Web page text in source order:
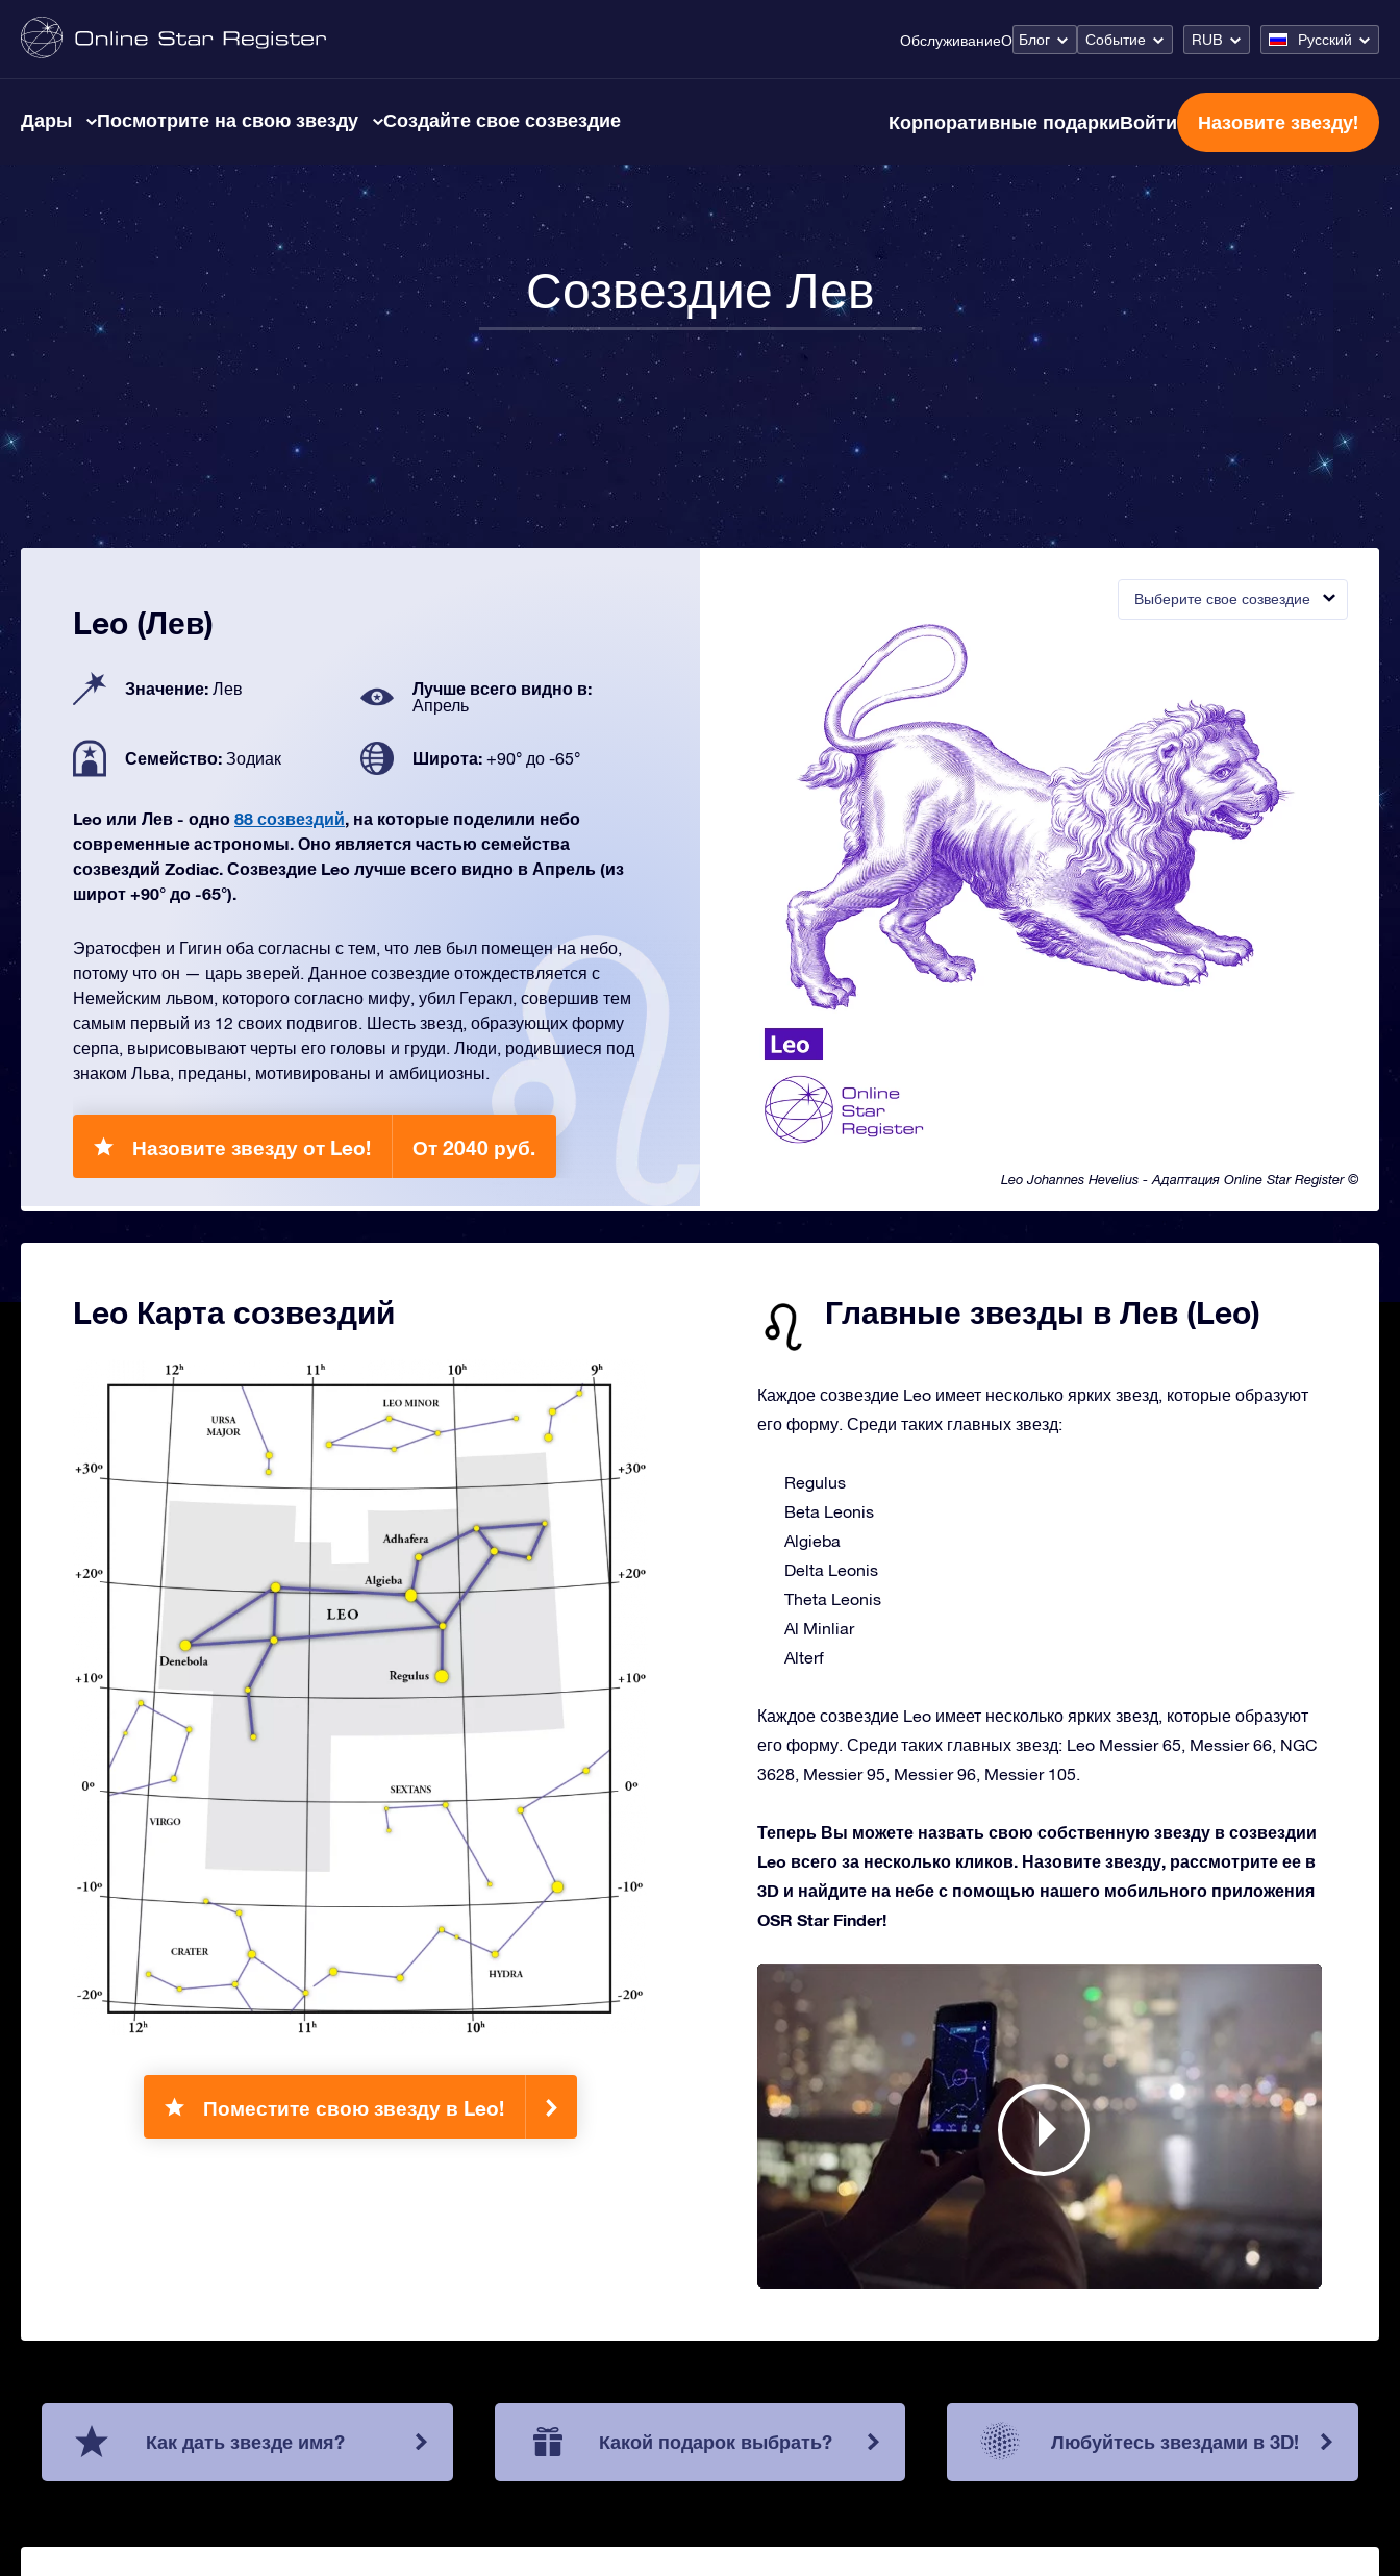
ОбслуживаниеО Блог Событие RUB Русский
Дары Посмотрите на свою звезду Создайте свое созвездие Корпоративные подаркиВойти Назовите звезду!
Созвездие Лев
Выберите свое созвездие
Leo Johannes Hevelius - Адаптация Online Star Register ©
Leo (Лев)
Значение: Лев Лучше всего видно в:
Апрель
Семейство: Зодиак Широта: +90° до -65°
Leo или Лев - одно 88 созвездий, на которые поделили небо
современные астрономы. Оно является частью семейства
созвездий Zodiac. Созвездие Leo лучше всего видно в Апрель (из
широт +90° до -65°).
Эратосфен и Гигин оба согласны с тем, что лев был помещен на небо,
потому что он — царь зверей. Данное созвездие отождествляется с
Немейским львом, которого согласно мифу, убил Геракл, совершив тем
самым первый из 12 своих подвигов. Шесть звезд, образующих форму
серпа, вырисовывают черты его головы и груди. Люди, родившиеся под
знаком Льва, преданы, мотивированы и амбициозны.
Назовите звезду от Leo! От 2040 руб.
Leo Карта созвездий
Поместите свою звезду в Leo!
Главные звезды в Лев (Leo)
Каждое созвездие Leo имеет несколько ярких звезд, которые образуют
его форму. Среди таких главных звезд:
Regulus
Beta Leonis
Algieba
Delta Leonis
Theta Leonis
Al Minliar
Alterf
Каждое созвездие Leo имеет несколько ярких звезд, которые образуют
его форму. Среди таких главных звезд: Leo Messier 65, Messier 66, NGC
3628, Messier 95, Messier 96, Messier 105.
Теперь Вы можете назвать свою собственную звезду в созвездии
Leo всего за несколько кликов. Назовите звезду, рассмотрите ее в
3D и найдите на небе с помощью нашего мобильного приложения
OSR Star Finder!
Как дать звезде имя? Какой подарок выбрать? Любуйтесь звездами в 3D!